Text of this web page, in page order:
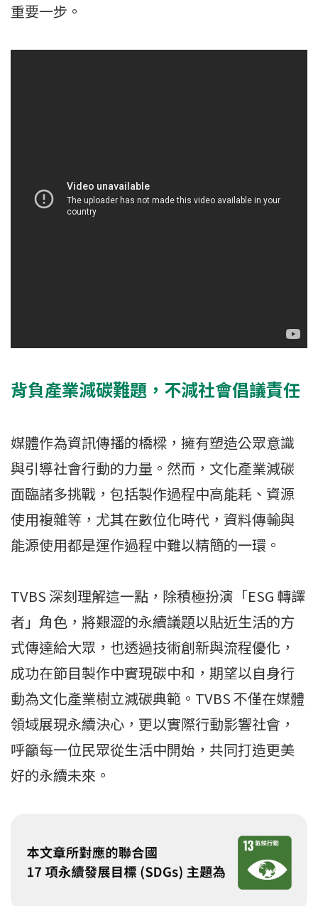
重要一步。
背負產業減碳難題，不減社會倡議責任
媒體作為資訊傳播的橋樑，擁有塑造公眾意識
與引導社會行動的力量。然而，文化產業減碳
面臨諸多挑戰，包括製作過程中高能耗、資源
使用複雜等，尤其在數位化時代，資料傳輸與
能源使用都是運作過程中難以精簡的一環。
TVBS 深刻理解這一點，除積極扮演「ESG 轉譯
者」角色，將艱澀的永續議題以貼近生活的方
式傳達給大眾，也透過技術創新與流程優化，
成功在節目製作中實現碳中和，期望以自身行
動為文化產業樹立減碳典範。TVBS 不僅在媒體
領域展現永續決心，更以實際行動影響社會，
呼籲每一位民眾從生活中開始，共同打造更美
好的永續未來。